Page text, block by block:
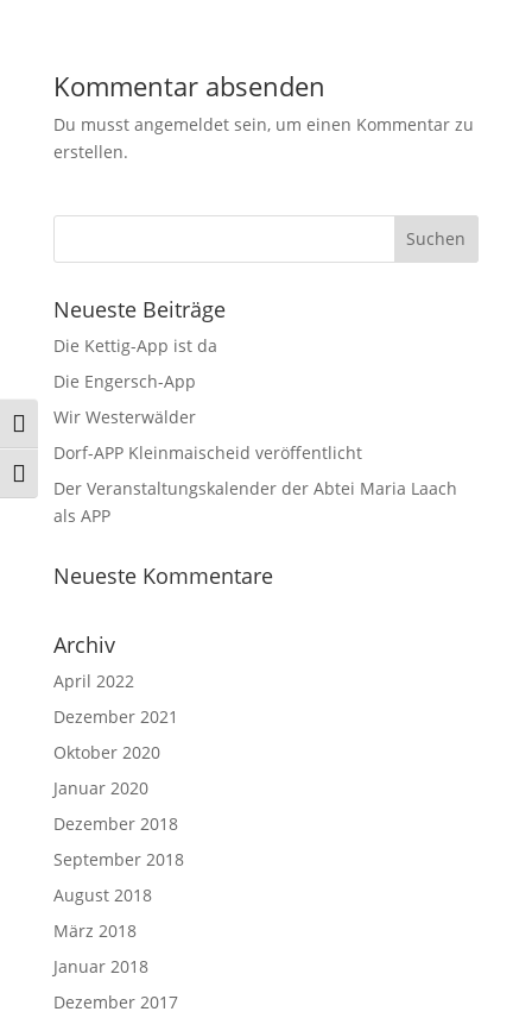
Umschalten auf hohe Kontraste
Schrift vergrößern
Kommentar absenden
Du musst angemeldet sein, um einen Kommentar zu
erstellen.
Neueste Beiträge
Die Kettig-App ist da
Die Engersch-App
Wir Westerwälder
Dorf-APP Kleinmaischeid veröffentlicht
Der Veranstaltungskalender der Abtei Maria Laach
als APP
Neueste Kommentare
Archiv
April 2022
Dezember 2021
Oktober 2020
Januar 2020
Dezember 2018
September 2018
August 2018
März 2018
Januar 2018
Dezember 2017